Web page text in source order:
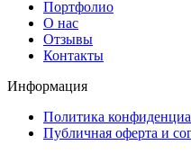
Портфолио
О нас
Отзывы
Контакты
Информация
Политика
Публичная оферта и